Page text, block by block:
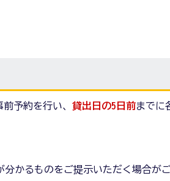
予約を行い、 貸出日の5日前までに
かるものをご提示いただく場合が